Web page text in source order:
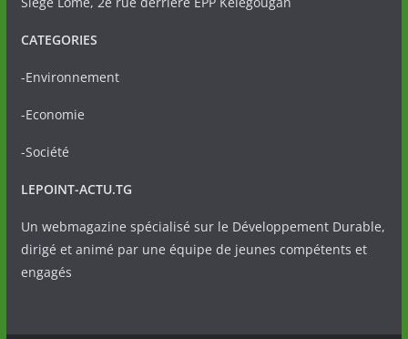
CATEGORIES
-Environnement
-Economie
-Société
LEPOINT-ACTU.TG
Un webmagazine spécialisé sur le Développement Durable,
dirigé et animé par une équipe de jeunes compétents et
engagés